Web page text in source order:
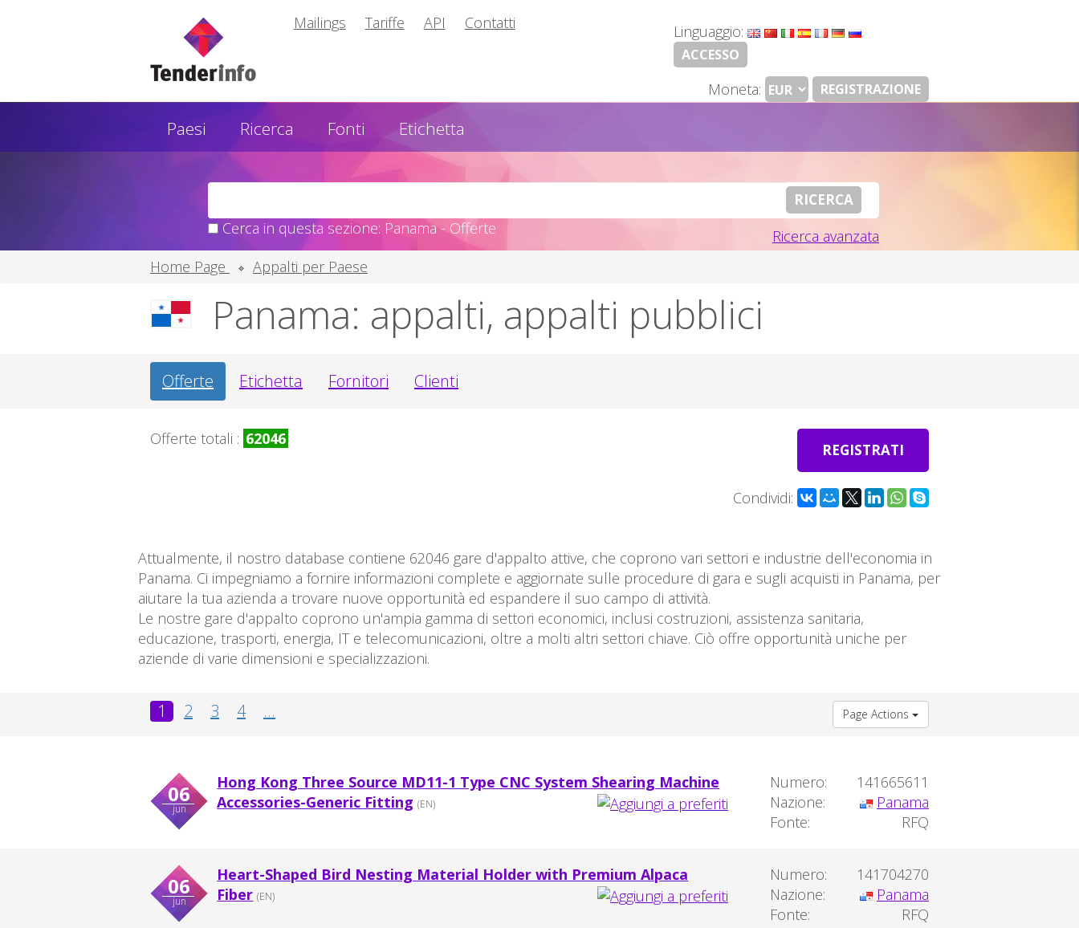
Mailings Tariffe API Contatti Linguaggio:
ACCESSO
Moneta: REGISTRAZIONE
Paesi Ricerca Fonti Etichetta
Cerca in questa sezione: Panama - Offerte
Ricerca avanzata
Home Page
Appalti per Paese
Panama: appalti, appalti pubblici
Offerte Etichetta Fornitori Clienti
Offerte totali : 62046
REGISTRATI
Condividi:
Attualmente, il nostro database contiene 62046 gare d'appalto attive, che coprono vari settori e industrie dell'economia in
Panama. Ci impegniamo a fornire informazioni complete e aggiornate sulle procedure di gara e sugli acquisti in Panama, per
aiutare la tua azienda a trovare nuove opportunità ed espandere il suo campo di attività.
Le nostre gare d'appalto coprono un'ampia gamma di settori economici, inclusi costruzioni, assistenza sanitaria,
educazione, trasporti, energia, IT e telecomunicazioni, oltre a molti altri settori chiave. Ciò offre opportunità uniche per
aziende di varie dimensioni e specializzazioni.
1 2 3 4 ... Page Actions
06
jun
Hong Kong Three Source MD11-1 Type CNC System Shearing Machine
Accessories-Generic Fitting (EN)
Numero:
141665611
Nazione:
Panama
Fonte:
RFQ
06
jun
Heart-Shaped Bird Nesting Material Holder with Premium Alpaca
Fiber (EN)
Numero:
141704270
Nazione:
Panama
Fonte:
RFQ